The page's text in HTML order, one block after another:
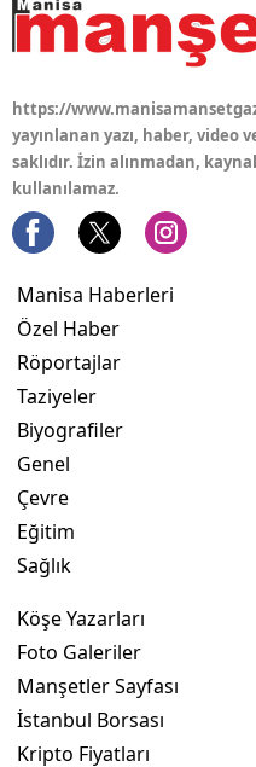
https://
yayınlanan yazı, haber, video
saklıdır. İzin alınmadan,
kullanılamaz.
Manisa Haberleri
Özel Haber
Röportajlar
Taziyeler
Biyografiler
Genel
Çevre
Eğitim
Sağlık
Köşe Yazarları
Foto Galeriler
Manşetler Sayfası
İstanbul Borsası
Kripto Fiyatları